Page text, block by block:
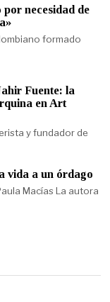
necesidad de
formado
Fuente: la
en Art
y fundador de
vida a un órdago
Macías La autora